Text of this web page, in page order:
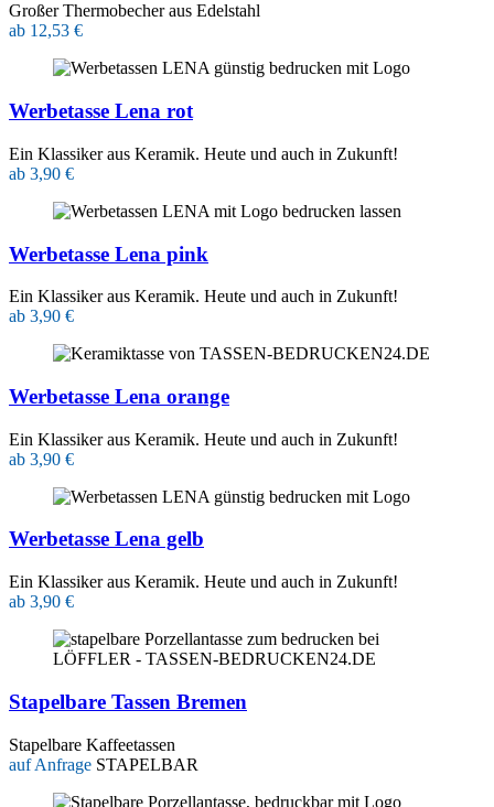
Großer Thermobecher aus Edelstahl
ab 12,53 €
Werbetasse Lena rot
Ein Klassiker aus Keramik. Heute und auch in Zukunft!
ab 3,90 €
Werbetasse Lena pink
Ein Klassiker aus Keramik. Heute und auch in Zukunft!
ab 3,90 €
Werbetasse Lena orange
Ein Klassiker aus Keramik. Heute und auch in Zukunft!
ab 3,90 €
Werbetasse Lena gelb
Ein Klassiker aus Keramik. Heute und auch in Zukunft!
ab 3,90 €
Stapelbare Tassen Bremen
Stapelbare Kaffeetassen
auf Anfrage STAPELBAR